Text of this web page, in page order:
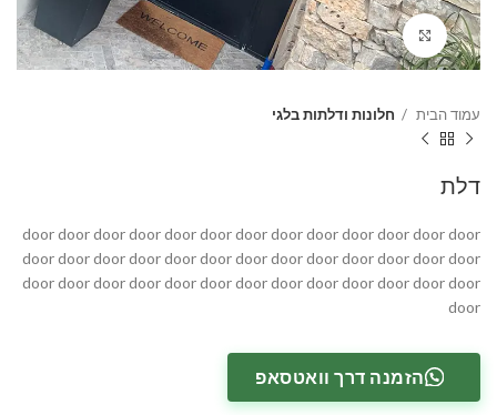
Click to enlarge
עמוד הבית חלונות ודלתות בלגי
דלת
door door door door door door door door door door door door door
door door door door door door door door door door door door door
door door door door door door door door door door door door door
door
הזמנה דרך וואטסאפ